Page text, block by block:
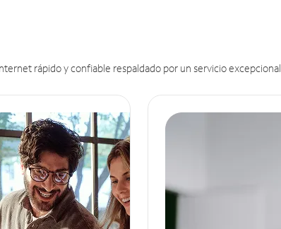
rápido y confiable respaldado por un servicio excepcional.